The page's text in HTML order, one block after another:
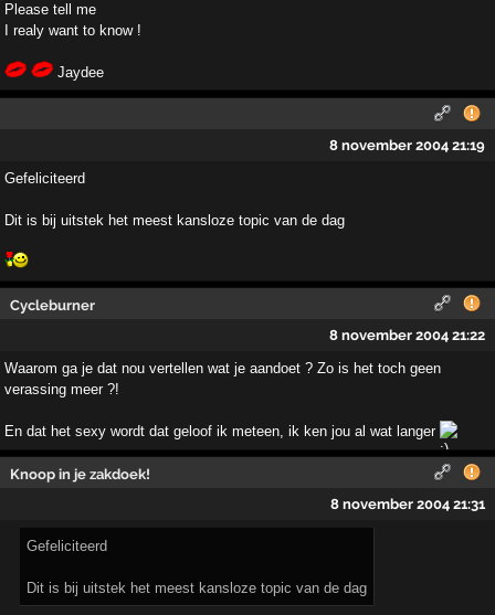
Please tell me
I realy want to know !
Jaydee
8 november 2004 21:19
Gefeliciteerd
Dit is bij uitstek het meest kansloze topic van de dag
Cycleburner
8 november 2004 21:22
Waarom ga je dat nou vertellen wat je aandoet ? Zo is het toch geen
verassing meer ?!
En dat het sexy wordt dat geloof ik meteen, ik ken jou al wat langer
Knoop in je zakdoek!
8 november 2004 21:31
Gefeliciteerd
Dit is bij uitstek het meest kansloze topic van de dag